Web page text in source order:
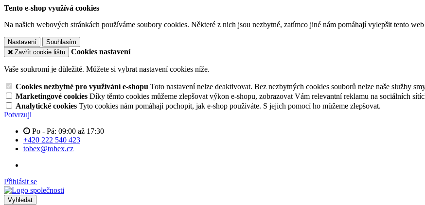
Tento e-shop využívá cookies
Na našich webových stránkách používáme soubory cookies. Některé z nich jsou nezbytné, zatímco jiné nám pomáhají vylepšit tento
Nastavení
Souhlasím
Zavřít cookie lištu
Cookies nastavení
Vaše soukromí je důležité. Můžete si vybrat nastavení cookies níže.
Cookies nezbytné pro využívání e-shopu Toto nastavení nelze deaktivovat. Bez nezbytných cookies souborů nelze naše služby
Marketingové cookies Díky těmto cookies můžeme zlepšovat výkon e-shopu, zobrazovat Vám relevantní reklamu na sociálních
Analytické cookies Tyto cookies nám pomáhají pochopit, jak e-shop používáte. S jejich pomocí ho můžeme zlepšovat.
Potvrzuji
Po - Pá: 09:00 až 17:30
+420 222 540 423
tobex@tobex.cz
Přihlásit se
Vyhledat